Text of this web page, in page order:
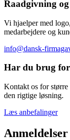
Raadgivning
Vi hjaelper med
medarbejdere og
info@dansk-
Har du brug
Kontakt os for
den rigtige løsning.
Læs anbefalinger
Anmeldelser